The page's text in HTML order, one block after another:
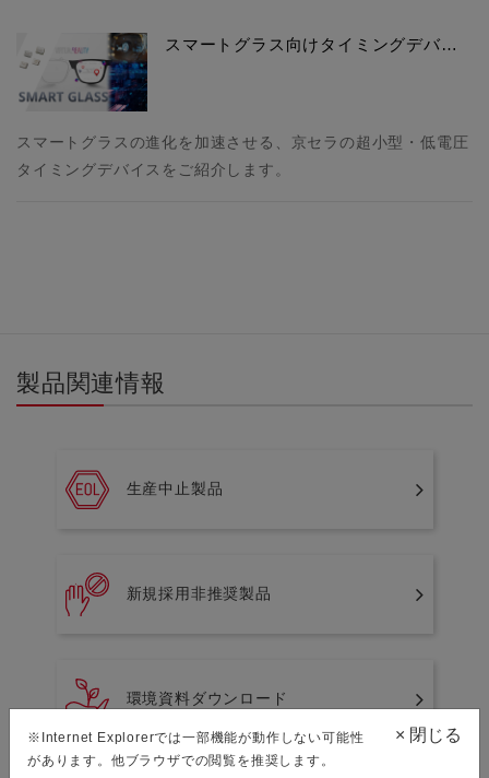
※Internet Explorerでは一部機能が動作しない可能性
があります。他ブラウザでの閲覧を推奨します。
× 閉じる
スマートグラス向けタイミングデバ…
スマートグラスの進化を加速させる、京セラの超小型・低電圧
タイミングデバイスをご紹介します。
製品関連情報
生産中止製品
新規採用非推奨製品
環境資料ダウンロード